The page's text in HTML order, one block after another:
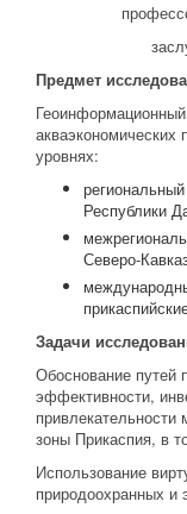
Предмет
акваэкономических
уровнях:
Республики
Северо-
Задачи
Обоснование путей
эффективности,
привлекательности
зоны Прикаспия, в
Использование
природоохранных и